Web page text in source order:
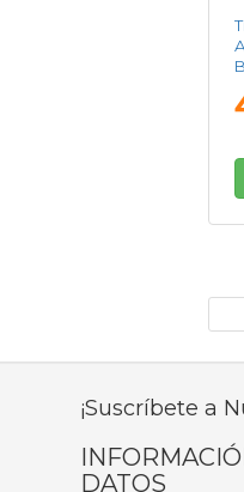
¡Suscríbete a
DATOS